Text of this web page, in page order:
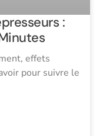
:
effets
pour suivre le